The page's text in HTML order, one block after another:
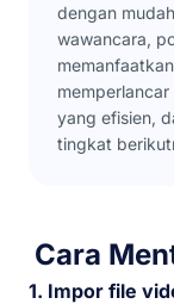
dengan
wawancara,
yang efisien,
tingkat
Cara
1. Impor file